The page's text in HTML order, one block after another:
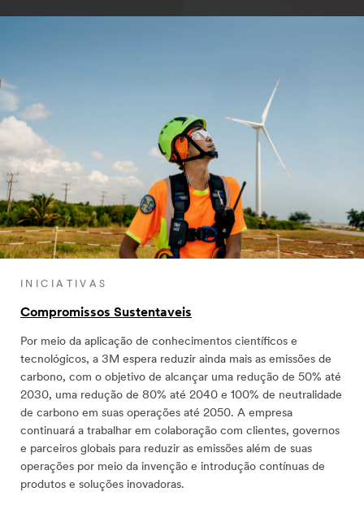
INICIATIVAS
Compromissos Sustentaveis
Por meio da aplicação de conhecimentos científicos e
tecnológicos, a 3M espera reduzir ainda mais as emissões de
carbono, com o objetivo de alcançar uma redução de 50% até
2030, uma redução de 80% até 2040 e 100% de neutralidade
de carbono em suas operações até 2050. A empresa
continuará a trabalhar em colaboração com clientes, governos
e parceiros globais para reduzir as emissões além de suas
operações por meio da invenção e introdução contínuas de
produtos e soluções inovadoras.